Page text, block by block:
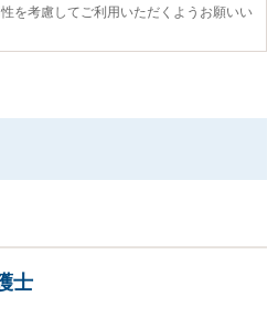
を考慮してご利用いただくようお願いい
士